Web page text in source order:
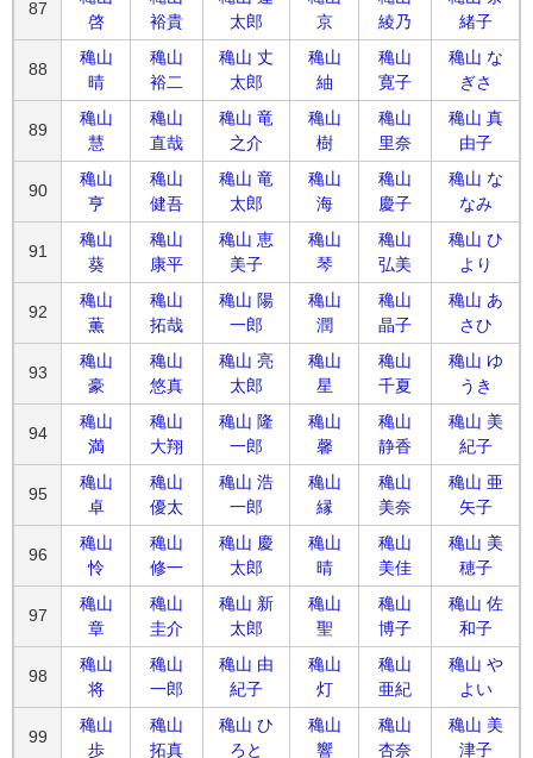
87
啓
裕貴
太郎
京
綾乃
緒子
88
穐山
晴
穐山
裕二
穐山 丈
太郎
穐山
紬
穐山
寛子
穐山 な
ぎさ
89
穐山
慧
穐山
直哉
穐山 竜
之介
穐山
樹
穐山
里奈
穐山 真
由子
90
穐山
亨
穐山
健吾
穐山 竜
太郎
穐山
海
穐山
慶子
穐山 な
なみ
91
穐山
葵
穐山
康平
穐山 恵
美子
穐山
琴
穐山
弘美
穐山 ひ
より
92
穐山
薫
穐山
拓哉
穐山 陽
一郎
穐山
潤
穐山
晶子
穐山 あ
さひ
93
穐山
豪
穐山
悠真
穐山 亮
太郎
穐山
星
穐山
千夏
穐山 ゆ
うき
94
穐山
満
穐山
大翔
穐山 隆
一郎
穐山
馨
穐山
静香
穐山 美
紀子
95
穐山
卓
穐山
優太
穐山 浩
一郎
穐山
縁
穐山
美奈
穐山 亜
矢子
96
穐山
怜
穐山
修一
穐山 慶
太郎
穐山
晴
穐山
美佳
穐山 美
穂子
97
穐山
章
穐山
圭介
穐山 新
太郎
穐山
聖
穐山
博子
穐山 佐
和子
98
穐山
将
穐山
一郎
穐山 由
紀子
穐山
灯
穐山
亜紀
穐山 や
よい
99
穐山
歩
穐山
拓真
穐山 ひ
ろと
穐山
響
穐山
杏奈
穐山 美
津子